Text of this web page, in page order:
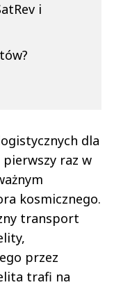
i
dla
raz w
kosmicznego.
transport
przez
trafi na